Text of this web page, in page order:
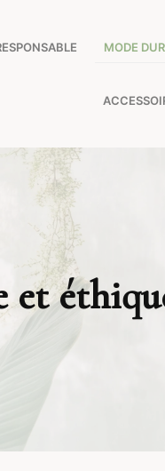
MODE
et